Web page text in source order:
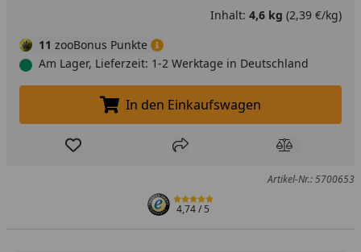
Inhalt: 4,6 kg (2,39 €/kg)
11 zooBonus Punkte
Am Lager, Lieferzeit: 1-2 Werktage in Deutschland
In den Einkaufswagen legen
In den Einkaufswagen
Produkt zur Wunschliste hinzufügen
Teilen Produkt
Artikel-Nr.: 5700653
4,74/ 5